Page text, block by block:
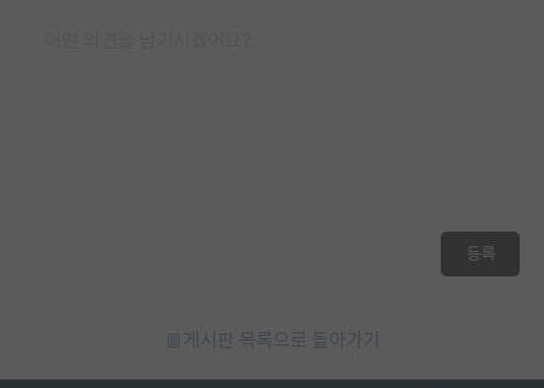
등록
게시판 목록으로 돌아가기